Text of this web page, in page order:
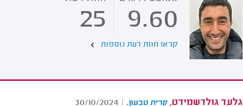
9.60
25
קראו חוות דעת נוספות
גלעד גולדשמידט, קרית טבעון.
|
30/10/2024